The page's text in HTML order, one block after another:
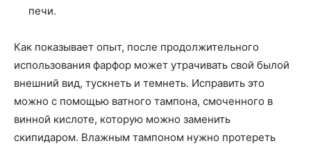
печи.
Как показывает опыт, после продолжительного
использования фарфор может утрачивать свой былой
внешний вид, тускнеть и темнеть. Исправить это
можно с помощью ватного тампона, смоченного в
винной кислоте, которую можно заменить
скипидаром. Влажным тампоном нужно протереть